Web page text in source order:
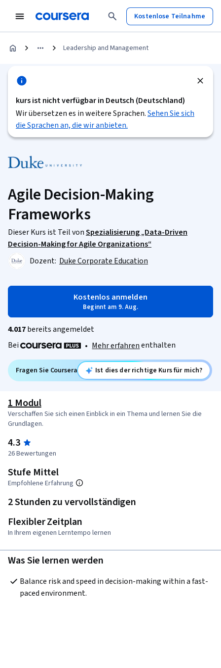
Kostenlose Teilnahme
Leadership and Management
kurs ist nicht verfügbar in Deutsch (Deutschland)
Wir übersetzen es in weitere Sprachen.Sehen Sie sich
die Sprachen an, die wir anbieten.
Agile Decision-Making
Frameworks
Dieser Kurs ist Teil vonSpezialisierung „Data-Driven
Decision-Making for Agile Organizations“
Dozent: Duke Corporate Education
Kostenlos anmelden
Beginnt am 9. Aug.
4.017bereits angemeldet
Bei
• Mehr erfahrenenthalten
Fragen Sie Coursera Ist dies der richtige Kurs für mich?
1 Modul
Verschaffen Sie sich einen Einblick in ein Thema und lernen Sie die
Grundlagen.
4.3
26 Bewertungen
Stufe Mittel
Empfohlene Erfahrung
2 Stunden zu vervollständigen
Flexibler Zeitplan
In Ihrem eigenen Lerntempo lernen
Was Sie lernen werden
Balance risk and speed in decision-making within a fast-
paced environment.